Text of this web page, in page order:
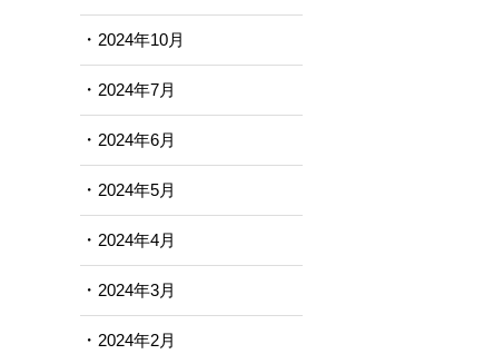
2024年10月
2024年7月
2024年6月
2024年5月
2024年4月
2024年3月
2024年2月